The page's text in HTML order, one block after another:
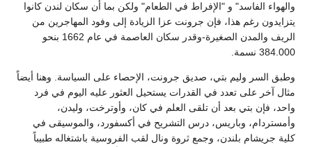
والهواء الفاسد" و "الإفراط في الطعام" ولكن بما أن سكان لندن كانوا
يتزايدون رغم هذا، فإن جرونت عزا الزيادة إلى وفود المهاجرين من
الريف والمدن الصغيرة-وقدر سكان العاصمة في عام 1662 بنحو
384.000 نسمة.
وطبق السر وليم بتي، صديق جرونت، الإحصاء على السياسة. وهنا أيضاً
مثال آخر على تعدد في القدرات يستحيل العثور عليه اليوم في فرد
واحد، فإن بتي بعد أن تلقى العلم في كان، وأوترخت، وليدن،
وأمستردام، وباريس، درس التشريح في أكسفورد، والموسيقى في
كلية جريشام بلندن، وجمع ثروة ونال لقب الفروسية باشتغاله طبيباً